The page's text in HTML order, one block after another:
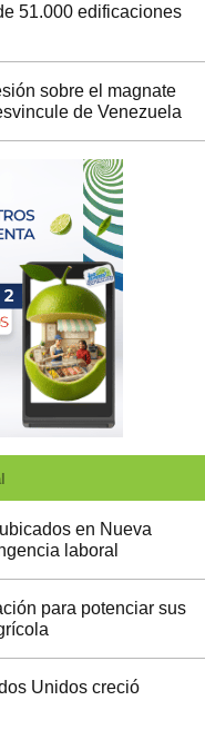
51.000 edificaciones
sobre el magnate
de Venezuela
en Nueva
laboral
para potenciar sus
Unidos creció